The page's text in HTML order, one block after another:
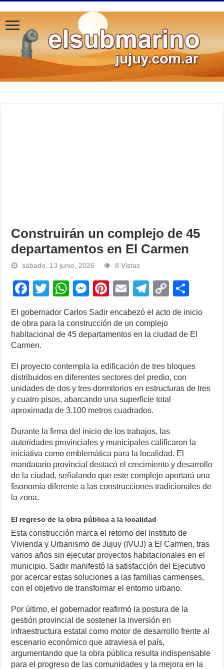
Construirán un complejo de 45
departamentos en El Carmen
sábado, 13 junio, 2026 8 Vistas
F
a
c
e
b
o
o
k
T
wi
tt
er
W
h
at
s
p
p
M
e
ss
e
g
er
Pi
er
e
E
m
ail
T
el
e
gr
m
C
o
p
y
n
k
h
ar
e
El gobernador Carlos Sadir encabezó el acto de inicio
de obra para la construcción de un complejo
habitacional de 45 departamentos en la ciudad de El
Carmen.
El proyecto contempla la edificación de tres bloques
distribuidos en diferentes sectores del predio, con
unidades de dos y tres dormitorios en estructuras de tres
y cuatro pisos, abarcando una superficie total
aproximada de 3.100 metros cuadrados.
Durante la firma del inicio de los trabajos, las
autoridades provinciales y municipales calificaron la
iniciativa como emblemática para la localidad. El
mandatario provincial destacó el crecimiento y desarrollo
de la ciudad, señalando que este complejo aportará una
fisonomía diferente a las construcciones tradicionales de
la zona.
El regreso de la obra pública a la localidad
Esta construcción marca el retorno del Instituto de
Vivienda y Urbanismo de Jujuy (IVUJ) a El Carmen, tras
varios años sin ejecutar proyectos habitacionales en el
municipio. Sadir manifestó la satisfacción del Ejecutivo
por acercar estas soluciones a las familias carmenses,
con el objetivo de transformar el entorno urbano.
Por último, el gobernador reafirmó la postura de la
gestión provincial de sostener la inversión en
infraestructura estatal como motor de desarrollo frente al
escenario económico que atraviesa el país,
argumentando que la obra pública resulta indispensable
para el progreso de las comunidades y la mejora en la